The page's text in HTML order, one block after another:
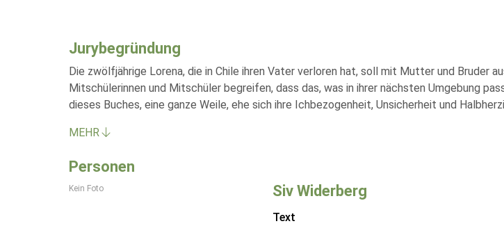
Jurybegründung
Die zwölfjährige Lorena, die in Chile ihren Vater verloren hat, soll mit Mutter und Bruder
Mitschülerinnen und Mitschüler begreifen, dass das, was in ihrer nächsten Umgebung
dieses Buches, eine ganze Weile, ehe sich ihre Ichbezogenheit, Unsicherheit und
MEHR
Personen
Kein Foto Siv Widerberg
Text